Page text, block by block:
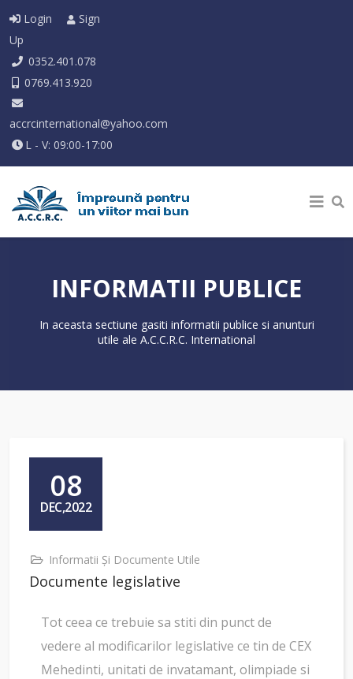
Login
Sign
Up
0352.401.078
0769.413.920
accrcinternational@yahoo.com
L - V: 09:00-17:00
INFORMATII PUBLICE
In aceasta sectiune gasiti informatii publice si anunturi
utile ale A.C.C.R.C. International
08
DEC,2022
Informatii Și Documente Utile
Documente legislative
Tot ceea ce trebuie sa stiti din punct de
vedere al modificarilor legislative ce tin de CEX
Mehedinti, unitati de invatamant, olimpiade si